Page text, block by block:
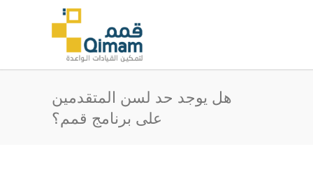
هل يوجد حد لسن المتقدمين
على برنامج قمم؟